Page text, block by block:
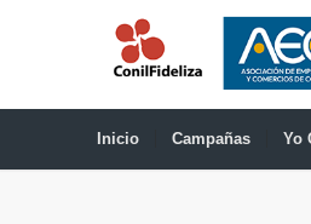
Inicio Campañas Yo